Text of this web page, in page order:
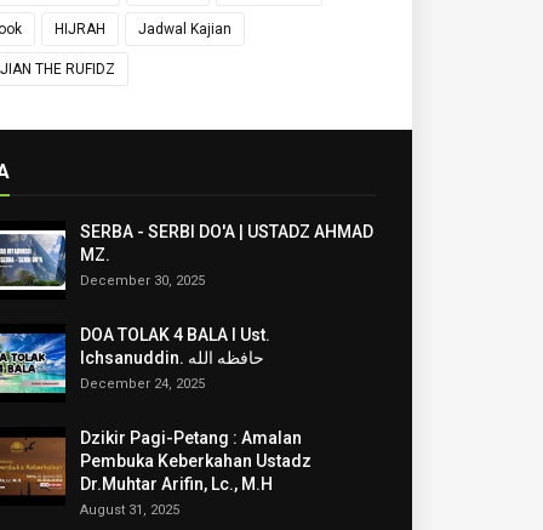
HIJRAH Jadwal Kajian
THE RUFIDZ
SERBA - SERBI DO'A | USTADZ AHMAD
MZ.
December 30, 2025
DOA TOLAK 4 BALA I Ust.
Ichsanuddin. حافظه الله
December 24, 2025
Dzikir Pagi-Petang : Amalan
Pembuka Keberkahan Ustadz
Dr.Muhtar Arifin, Lc., M.H
August 31, 2025